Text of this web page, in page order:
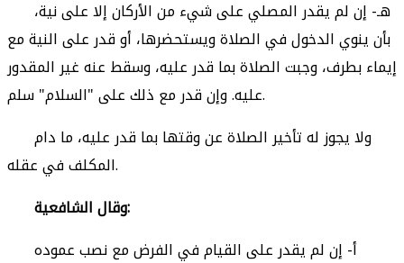
بأن ينوي الدخول في الصلاة ويستحضرها، أو قدر على النية مع
إيماء بطرف، وجبت الصلاة بما قدر عليه، وسقط عنه غير المقدور
عليه. وإن قدر مع ذلك على "السلام" سلم.
المكلف في عقله.
وقال الشافعية: